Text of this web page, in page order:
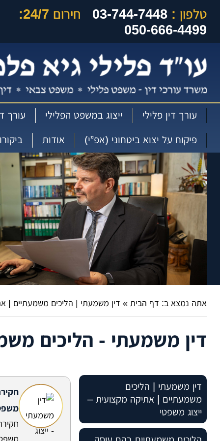
טלפון : 03-744-7448
חירום 24/7:
050-666-4499
עורך דין פלילי ייצוג במשפט הפלילי עורך
פיקוח על יצוא ביטחוני (אפ”י) אודות
אתה נמצא ב: דף הבית » דין משמעתי | הליכים משמעתיים |
דין משמעתי - הליכים
דין משמעתי | הליכים
משמעתיים | אתיקה מקצועית –
ייצוג משפטי